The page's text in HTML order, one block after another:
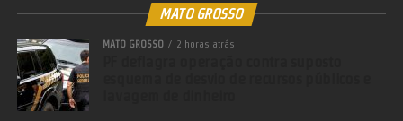
MATO GROSSO
MATO GROSSO 2 horas atrás